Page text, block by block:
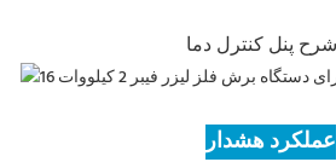
عملکرد هشدار